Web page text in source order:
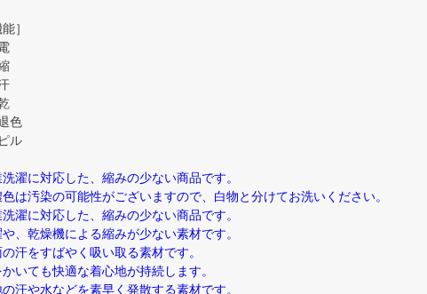
能］
色
ル
洗濯に対応した、縮みの少ない商品です。
は汚染の可能性がございますので、白物と分けてお洗いください。
洗濯に対応した、縮みの少ない商品です。
、乾燥機による縮みが少ない素材です。
の汗をすばやく吸い取る素材です。
いても快適な着心地が持続します。
汗や水などを素早く発散する素材です。